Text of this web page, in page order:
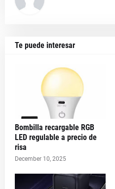
Te puede interesar
Bombilla recargable RGB
LED regulable a precio de
risa
December 10, 2025